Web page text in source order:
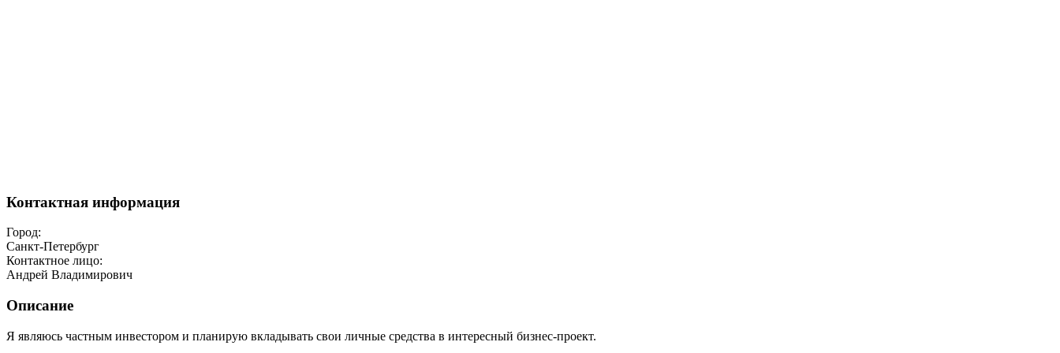
Контактная информация
Город:
Санкт-Петербург
Контактное лицо:
Андрей Владимирович
Описание
Я являюсь частным инвестором и планирую вкладывать свои личные средства в интересный бизнес-проект.